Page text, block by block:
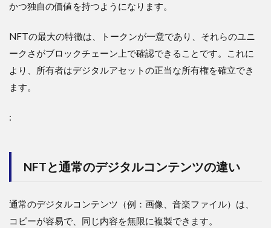
かつ独自の価値を持つようになります。
NFTの最大の特徴は、トークンが一意であり、それらのユニ
ークさがブロックチェーン上で確認できることです。これに
より、所有者はデジタルアセットの正当な所有権を確立でき
ます。
:
NFTと通常のデジタルコンテンツの違い
通常のデジタルコンテンツ（例：画像、音楽ファイル）は、
コピーが容易で、同じ内容を無限に複製できます。